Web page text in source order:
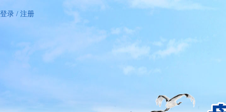
登录 / 注册